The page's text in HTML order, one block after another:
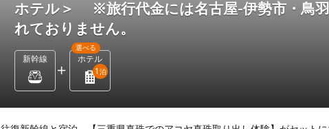
ホテル＞ ※旅行代金には名古屋-伊勢市・鳥羽
れておりません。
新幹線 ホテル
選べる
1 泊